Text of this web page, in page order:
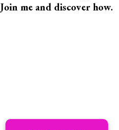
Join me and discover how.